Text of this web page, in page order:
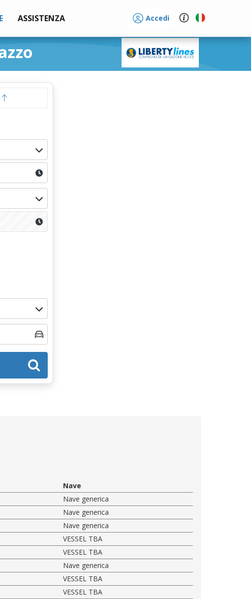
ASSISTENZA Accedi
Nave
Nave generica
Nave generica
Nave generica
VESSEL TBA
VESSEL TBA
Nave generica
VESSEL TBA
VESSEL TBA